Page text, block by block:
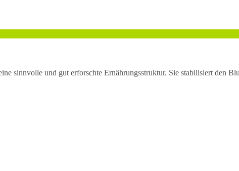
sinnvolle und gut erforschte Ernährungsstruktur. Sie stabilisiert den